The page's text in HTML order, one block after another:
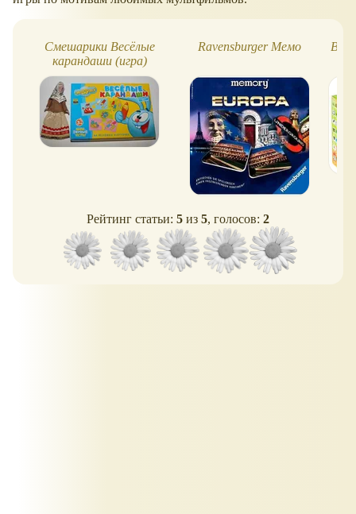
Смешарики Весёлые
карандаши (игра)
Ravensburger Мемо
Рейтинг статьи: 5 из 5, голосов: 2